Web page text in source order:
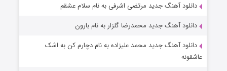
دانلود آهنگ جدید مرتضی اشرفی به نام سلام عشقم
دانلود آهنگ جدید محمدرضا گلزار به نام بارون
دانلود آهنگ جدید محمد علیزاده به نام دچارم کن به اشک
عاشقونه